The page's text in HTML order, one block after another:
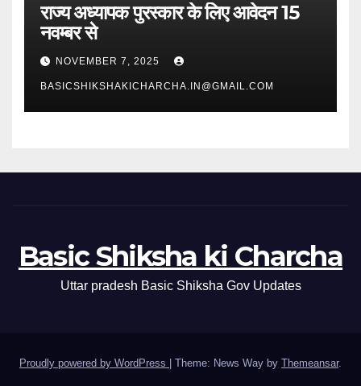
राज्य अध्यापक पुरस्कार के लिए आवेदन 15
नवम्बर से
NOVEMBER 7, 2025
BASICSHIKSHAKICHARCHA.IN@GMAIL.COM
Basic Shiksha ki Charcha
Uttar pradesh Basic Shiksha Gov Updates
Proudly powered by WordPress | Theme: News Way by Themeansar.